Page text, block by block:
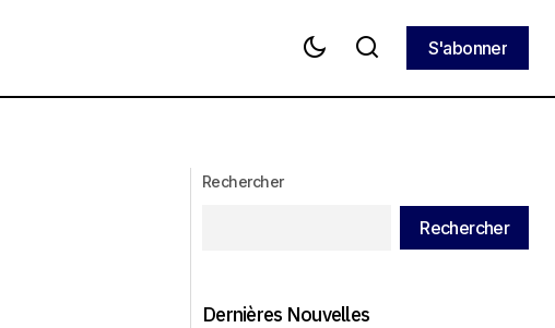
S'abonner
euros à l’OTAN
Rechercher
Rechercher
Dernières Nouvelles